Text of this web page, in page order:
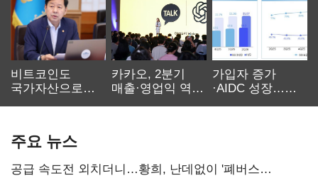
비트코인도
국가자산으로…'
카카오, 2분기
매출·영업익 역대
가입자 증가
·AIDC 성장…
주요 뉴스
공급 속도전 외치더니…황희, 난데없이 '폐버스